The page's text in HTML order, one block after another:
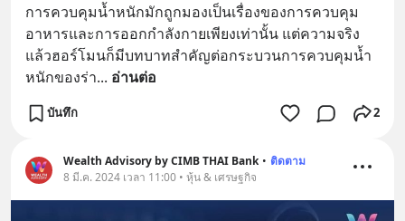
การควบคุมน้ำหนักมักถูกมองเป็นเรื่องของการควบคุม
อาหารและการออกกำลังกายเพียงเท่านั้น แต่ความจริง
แล้วฮอร์โมนก็มีบทบาทสำคัญต่อกระบวนการควบคุมน้ำ
หนักของร่า... อ่านต่อ
บันทึก 2
Wealth Advisory by CIMB THAI Bank • ติดตาม
8 มี.ค. 2024 เวลา 11:00 • หุ้น & เศรษฐกิจ